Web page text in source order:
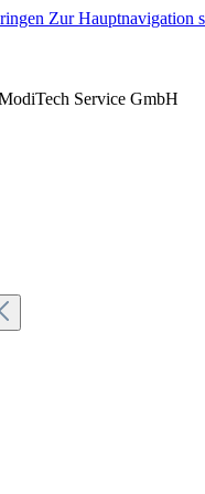
Zur Hauptnavigation
Service GmbH